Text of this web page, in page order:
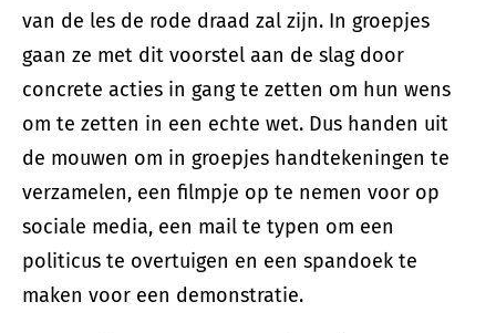
van de les de rode draad zal zijn. In groepjes
gaan ze met dit voorstel aan de slag door
concrete acties in gang te zetten om hun wens
om te zetten in een echte wet. Dus handen uit
de mouwen om in groepjes handtekeningen te
verzamelen, een filmpje op te nemen voor op
sociale media, een mail te typen om een
politicus te overtuigen en een spandoek te
maken voor een demonstratie.